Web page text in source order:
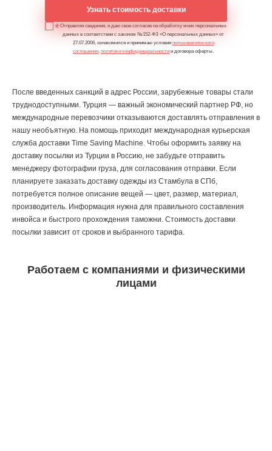
Узнать стоимость доставки
Отправляя сведения, я даю свое согласие на обработку моих персональных
данных в соответствии с законом №152-ФЗ «О персональных данных» от
27.07.2006, ознакомился и принимаю условия пользовательского
соглашения, политики конфиденциальности и договора оферты.
После введенных санкций в адрес России, зарубежные товары стали
труднодоступными. Турция — важный экономический партнер РФ, но
международные перевозчики отказываются доставлять отправления в
нашу необъятную. На помощь приходит международная курьерская
служба доставки Time Saving Machine. Чтобы оформить заявку на
доставку посылки из Турции в Россию, не забудьте отправить
менеджеру фотографии груза, для согласования отправки. Если
планируете заказать доставку одежды из Стамбула в СПб,
потребуется полное описание вещей — цвет, размер, материал,
производитель. Информация нужна для правильного составления
инвойса и быстрого прохождения таможни. Стоимость доставки
посылки зависит от сроков и выбранного тарифа.
Работаем с компаниями и физическими
лицами